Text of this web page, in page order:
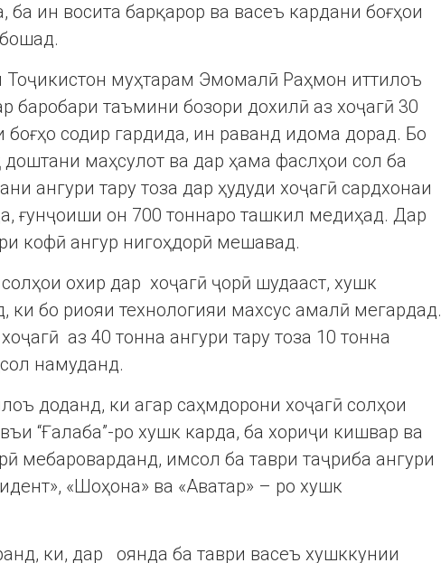
ба ин восита барқарор ва васеъ кардани боғҳои
Тоҷикистон муҳтарам Эмомалӣ Раҳмон иттилоъ
баробари таъмини бозори дохилӣ аз хоҷагӣ 30
содир гардида, ин раванд идома дорад. Бо
маҳсулот ва дар ҳама фаслҳои сол ба
ангури тару тоза дар ҳудуди хоҷагӣ сардхонаи
ғунҷоиши он 700 тоннаро ташкил медиҳад. Дар
кофӣ ангур нигоҳдорӣ мешавад.
охир дар хоҷагӣ ҷорӣ шудааст, хушк
ки бо риояи технологияи махсус амалӣ мегардад.
аз 40 тонна ангури тару тоза 10 тонна
намуданд.
доданд, ки агар саҳмдорони хоҷагӣ солҳои
“Ғалаба”-ро хушк карда, ба хориҷи кишвар ва
мебароварданд, имсол ба таври таҷриба ангури
«Шоҳона» ва «Аватар» – ро хушк
ки, дар оянда ба таври васеъ хушккунии